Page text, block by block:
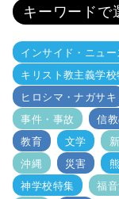
キーワードで
インサイド・ニュー
キリスト教主義学校
ヒロシマ・ナガサキ
事件・事故
信
教育
文学
沖縄
災害
神学校特集
福